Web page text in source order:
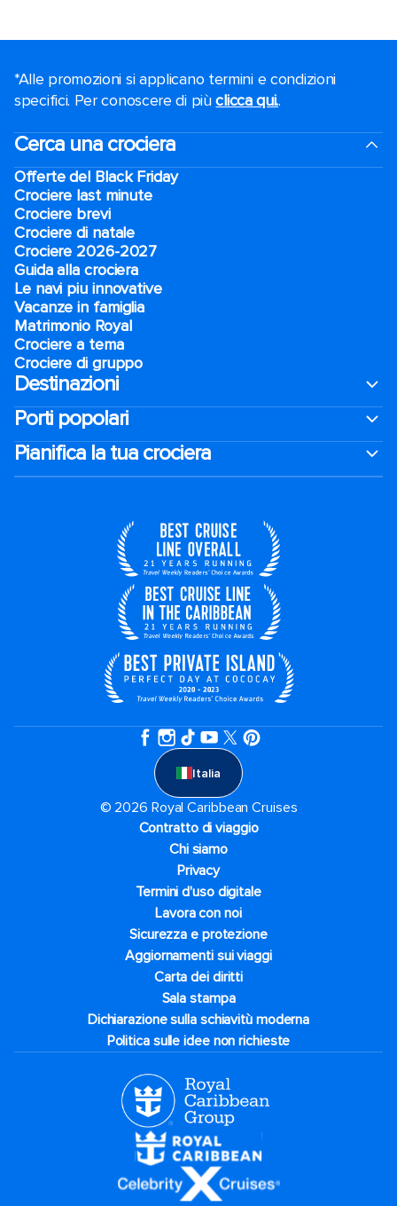
*Alle promozioni si applicano termini e condizioni
specifici. Per conoscere di piùclicca qui..
Cerca una crociera
Offerte del Black Friday
Crociere last minute
Crociere brevi​
Crociere di natale​
Crociere 2026-2027
Guida alla crociera
Le navi piu innovative
Vacanze in famiglia
Matrimonio Royal
Crociere a tema
Crociere di gruppo
Destinazioni
Porti popolari
Pianifica la tua crociera
Italia
© 2026 Royal Caribbean Cruises
Contratto di viaggio
Chi siamo
Privacy
Termini d'uso digitale
Lavora con noi
Sicurezza e protezione
Aggiornamenti sui viaggi
Carta dei diritti
Sala stampa
Dichiarazione sulla schiavitù moderna
Politica sulle idee non richieste